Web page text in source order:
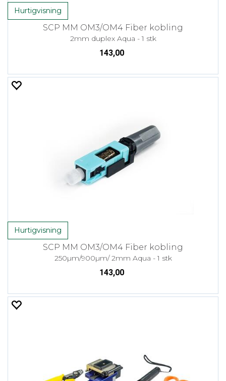
Hurtigvisning
SCP MM OM3/OM4 Fiber kobling
2mm duplex Aqua - 1 stk
143,00
Hurtigvisning
SCP MM OM3/OM4 Fiber kobling
250µm/900µm/ 2mm Aqua - 1 stk
143,00